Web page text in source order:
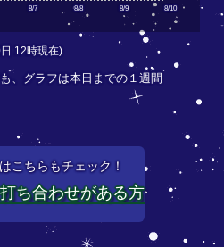
8/7 8/8 8/9 8/10
12時現在)
、グラフは本日までの１週間
こちらもチェック！
ち合わせがある方